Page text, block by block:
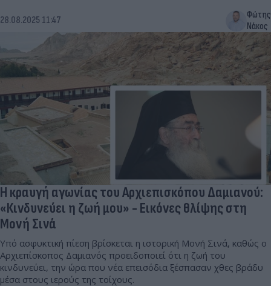
28.08.2025 11:47
Φώτης
Νάκος
Η κραυγή αγωνίας του Αρχιεπισκόπου Δαμιανού:
«Κινδυνεύει η ζωή μου» - Εικόνες θλίψης στη
Μονή Σινά
Υπό ασφυκτική πίεση βρίσκεται η ιστορική Μονή Σινά, καθώς ο
Αρχιεπίσκοπος Δαμιανός προειδοποιεί ότι η ζωή του
κινδυνεύει, την ώρα που νέα επεισόδια ξέσπασαν χθες βράδυ
μέσα στους ιερούς της τοίχους.